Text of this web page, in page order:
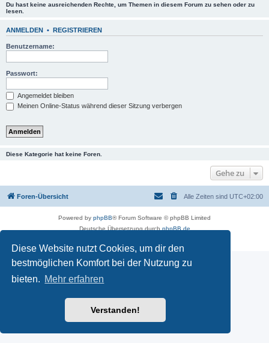
Diese Website nutzt Cookies, um dir den
bestmöglichen Komfort bei der Nutzung zu
bieten. Mehr erfahren
Verstanden!
Du hast keine ausreichenden Rechte, um Themen in diesem Forum zu sehen oder zu
lesen.
ANMELDEN • REGISTRIEREN
Benutzername:
Passwort:
Angemeldet bleiben
Meinen Online-Status während dieser Sitzung verbergen
Diese Kategorie hat keine Foren.
Gehe zu
Foren-Übersicht Alle Zeiten sind UTC+02:00
Powered by phpBB® Forum Software © phpBB Limited
Deutsche Übersetzung durch phpBB.de